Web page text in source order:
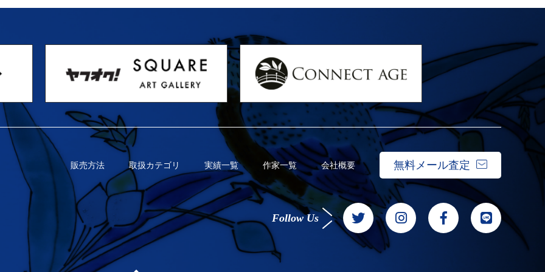
販売方法 取扱カテゴリ 実績一覧 作家一覧 会社概要 無料メール査定
Follow Us